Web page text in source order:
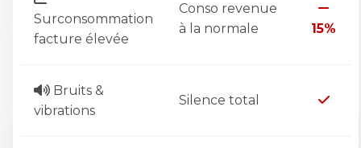
Surconsommation
facture élevée
Conso revenue
à la normale
15%
Bruits &
vibrations
Silence total